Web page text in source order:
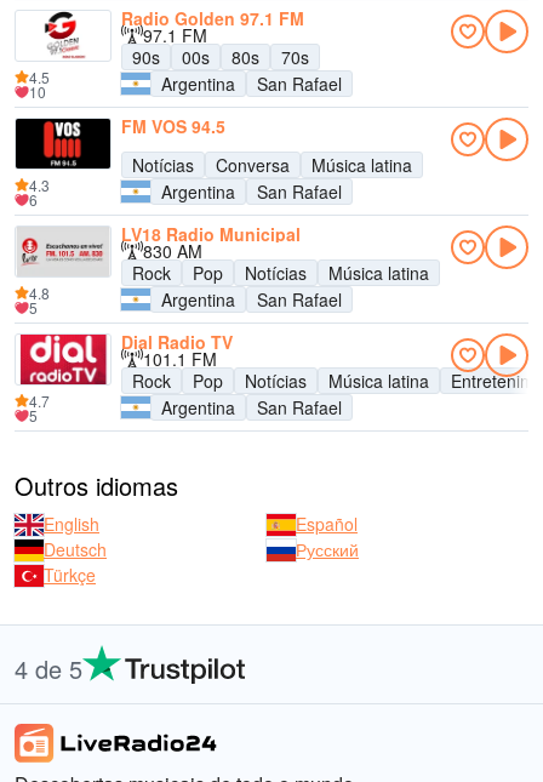
Radio Golden 97.1 FM
97.1 FM
90s
00s 80s
70s
Argentina
San Rafael
4.5
10
FM VOS 94.5
Notícias
Conversa
Música latina
Argentina
San Rafael
4.3
6
LV18 Radio Municipal
830 AM
Rock
Pop Notícias
Música latina
Argentina
San Rafael
4.8
5
Dial Radio TV
101.1 FM
Rock
Pop Notícias Música latina
Argentina
San Rafael
4.7
5
Outros idiomas
English
Español
Deutsch
Русский
Türkçe
4 de 5